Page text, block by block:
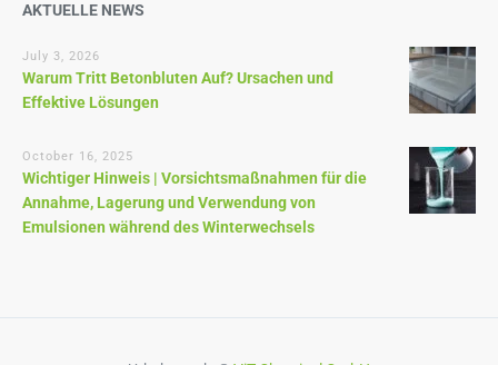
AKTUELLE NEWS
July 3, 2026
Warum Tritt Betonbluten Auf? Ursachen und
Effektive Lösungen
October 16, 2025
Wichtiger Hinweis | Vorsichtsmaßnahmen für die
Annahme, Lagerung und Verwendung von
Emulsionen während des Winterwechsels